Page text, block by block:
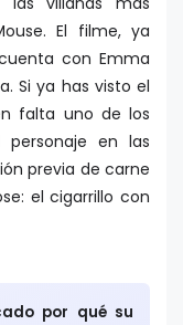
El filme, ya
con Emma
Si ya has visto el
falta uno de los
personaje en las
previa de carne
el cigarrillo con
por qué su